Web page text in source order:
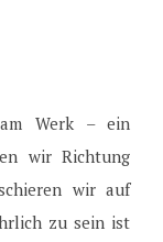
Werk – ein
wir Richtung
wir auf
zu sein ist